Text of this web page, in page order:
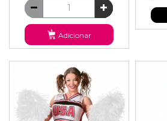
Adicionar